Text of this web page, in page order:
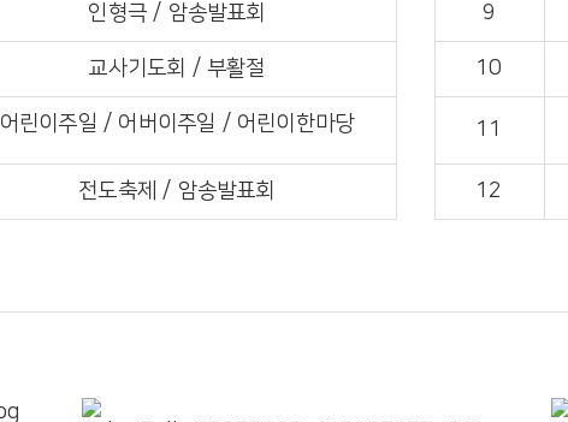
인형극 / 암송발표회
교사기도회 / 부활절
어린이주일 / 어버이주일 / 어린이한마당
전도축제 / 암송발표회
9
10
11
12